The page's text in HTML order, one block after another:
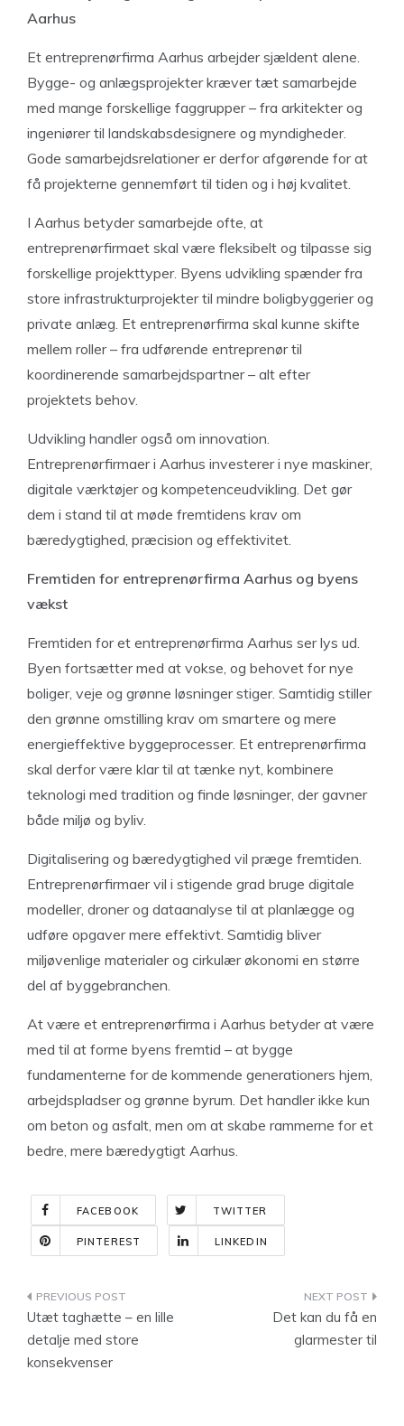
Aarhus
Et entreprenørfirma Aarhus arbejder sjældent alene.
Bygge- og anlægsprojekter kræver tæt samarbejde
med mange forskellige faggrupper – fra arkitekter og
ingeniører til landskabsdesignere og myndigheder.
Gode samarbejdsrelationer er derfor afgørende for at
få projekterne gennemført til tiden og i høj kvalitet.
I Aarhus betyder samarbejde ofte, at
entreprenørfirmaet skal være fleksibelt og tilpasse sig
forskellige projekttyper. Byens udvikling spænder fra
store infrastrukturprojekter til mindre boligbyggerier og
private anlæg. Et entreprenørfirma skal kunne skifte
mellem roller – fra udførende entreprenør til
koordinerende samarbejdspartner – alt efter
projektets behov.
Udvikling handler også om innovation.
Entreprenørfirmaer i Aarhus investerer i nye maskiner,
digitale værktøjer og kompetenceudvikling. Det gør
dem i stand til at møde fremtidens krav om
bæredygtighed, præcision og effektivitet.
Fremtiden for entreprenørfirma Aarhus og byens
vækst
Fremtiden for et entreprenørfirma Aarhus ser lys ud.
Byen fortsætter med at vokse, og behovet for nye
boliger, veje og grønne løsninger stiger. Samtidig stiller
den grønne omstilling krav om smartere og mere
energieffektive byggeprocesser. Et entreprenørfirma
skal derfor være klar til at tænke nyt, kombinere
teknologi med tradition og finde løsninger, der gavner
både miljø og byliv.
Digitalisering og bæredygtighed vil præge fremtiden.
Entreprenørfirmaer vil i stigende grad bruge digitale
modeller, droner og dataanalyse til at planlægge og
udføre opgaver mere effektivt. Samtidig bliver
miljøvenlige materialer og cirkulær økonomi en større
del af byggebranchen.
At være et entreprenørfirma i Aarhus betyder at være
med til at forme byens fremtid – at bygge
fundamenterne for de kommende generationers hjem,
arbejdspladser og grønne byrum. Det handler ikke kun
om beton og asfalt, men om at skabe rammerne for et
bedre, mere bæredygtigt Aarhus.
FACEBOOK TWITTER
PINTEREST LINKEDIN
Indlægsnavigation
Utæt taghætte – en lille
detalje med store
konsekvenser
Det kan du få en
glarmester til